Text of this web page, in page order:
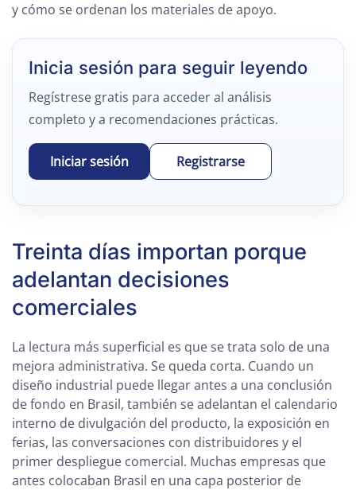
y cómo se ordenan los materiales de apoyo.
Inicia sesión para seguir leyendo
Regístrese gratis para acceder al análisis
completo y a recomendaciones prácticas.
Iniciar sesión Registrarse
Treinta días importan porque
adelantan decisiones
comerciales
La lectura más superficial es que se trata solo de una
mejora administrativa. Se queda corta. Cuando un
diseño industrial puede llegar antes a una conclusión
de fondo en Brasil, también se adelantan el calendario
interno de divulgación del producto, la exposición en
ferias, las conversaciones con distribuidores y el
primer despliegue comercial. Muchas empresas que
antes colocaban Brasil en una capa posterior de